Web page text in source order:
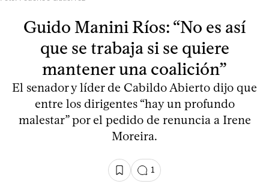
Guido Manini Ríos: “No es así
que se trabaja si se quiere
mantener una coalición”
El senador y líder de Cabildo Abierto dijo que
entre los dirigentes “hay un profundo
malestar” por el pedido de renuncia a Irene
Moreira.
1